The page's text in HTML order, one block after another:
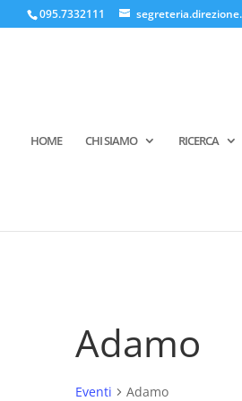
095.7332111
HOME CHI SIAMO RICERCA
Adamo
Eventi Adamo